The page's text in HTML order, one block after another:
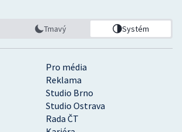
Pro média
Reklama
Studio Brno
Studio Ostrava
Rada ČT
Tmavý Systém